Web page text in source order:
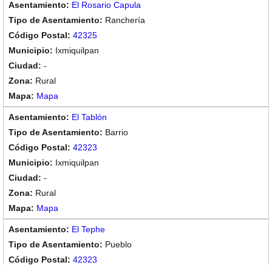
El Rosario Capula
Ranchería
42325
Ixmiquilpan
-
Rural
Mapa
El Tablón
Barrio
42323
Ixmiquilpan
-
Rural
Mapa
El Tephe
Pueblo
42323